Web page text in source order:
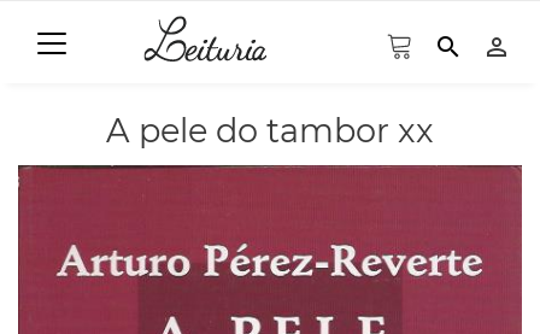
search person_outline
A pele do tambor xx